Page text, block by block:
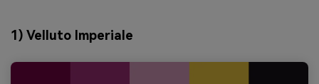
1) Velluto Imperiale